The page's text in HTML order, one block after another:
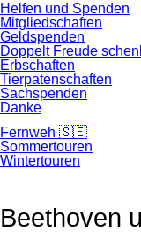
Helfen und Spenden
Mitgliedschaften
Geldspenden
Doppelt Freude
Erbschaften
Tierpatenschaften
Sachspenden
Danke
Fernweh 🇸🇪
Sommertouren
Wintertouren
Beethoven